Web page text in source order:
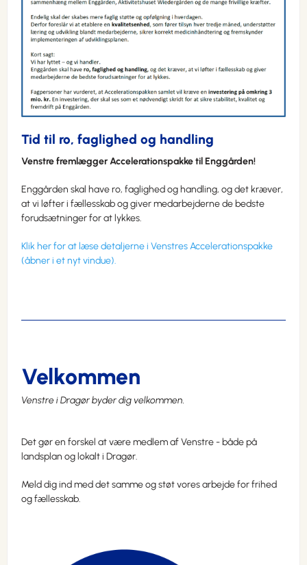
Tid til ro, faglighed og handling
Venstre fremlægger Accelerationspakke til Enggården!
Enggården skal have ro, faglighed og handling, og det kræver,
at vi løfter i fællesskab og giver medarbejderne de bedste
forudsætninger for at lykkes.
Klik her for at læse detaljerne i Venstres Accelerationspakke
(åbner i et nyt vindue).
Velkommen
Venstre i Dragør byder dig velkommen.
Det gør en forskel at være medlem af Venstre - både på
landsplan og lokalt i Dragør.
Meld dig ind med det samme og støt vores arbejde for frihed
og fællesskab.